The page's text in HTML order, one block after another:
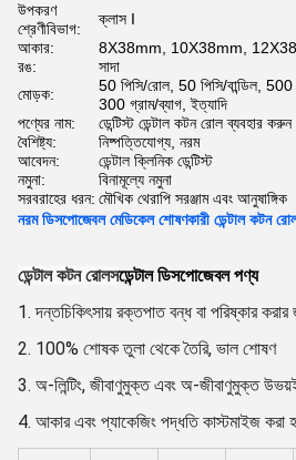
উপকরণ
শ্রেণীবিভাগ:
ক্লাস I
আকার:
8X38mm, 10X38mm,
রঙ:
সাদা
মোড়ক:
50 পিসি/রোল, 50 পিসি/বান্ডিল,
300 গ্রাম/ব্যাগ, ইত্যাদি
পণ্যের নাম:
ডেন্টিস্ট ডেন্টাল কটন রোল ব্যবহার করুন
বৈশিষ্ট্য:
নিষ্পত্তিযোগ্য, নরম
আবেদন:
ডেন্টাল ক্লিনিক ডেন্টিস্ট
নমুনা:
বিনামূল্যে নমুনা
সরবরাহের ধরন: মৌখিক থেরাপি সরঞ্জাম এবং আনুষাঙ্গিক
নরম ডিসপোজেবল মেডিকেল শোষণকারী ডেন্টাল কটন
ডেন্টাল কটন রোলসডেন্টাল ডিসপোজেবল পণ্য
1. দন্তচিকিৎসায় রক্তপাত বন্ধ বা পরিষ্কার
2. 100% শোষক তুলা থেকে তৈরি, ভাল শোষণ
3. অ-লিন্টিং, জীবাণুমুক্ত এবং অ-জীবাণুমুক্ত
4. আকার এবং প্যাকেজিং পদ্ধতি কাস্টমাইজ করা